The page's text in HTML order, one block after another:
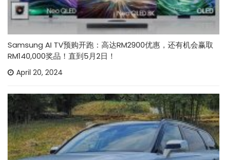
Samsung AI TV预购开跑：高达RM2900优惠，还有机会赢取
RM140,000奖品！直到5月2日！
April 20, 2024